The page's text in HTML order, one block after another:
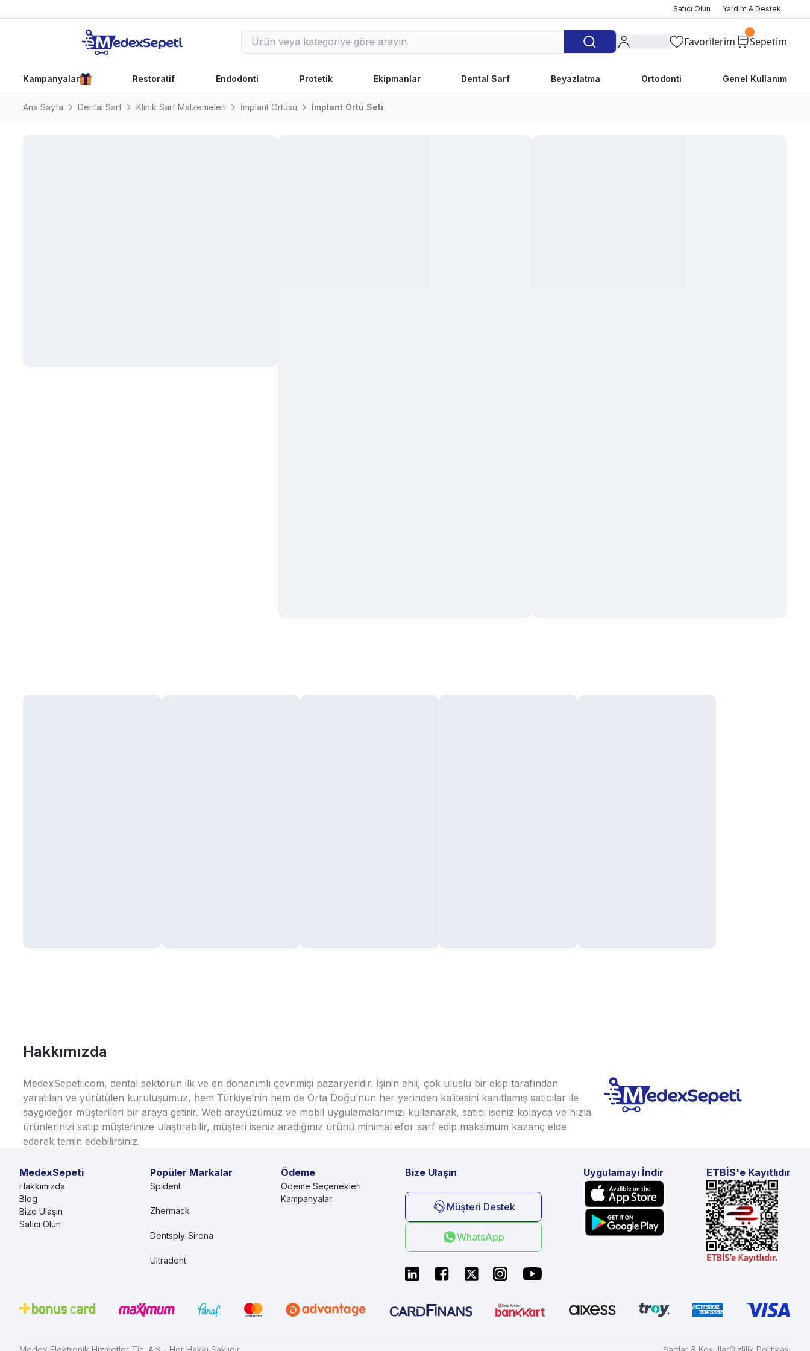
Satıcı Olun Yardım & Destek
Favorilerim Sepetim
Kampanyalar Restoratif Endodonti Protetik Ekipmanlar Dental Sarf Beyazlatma Ortodonti Genel Kullanım
Ana Sayfa Dental Sarf Klinik Sarf Malzemeleri İmplant Örtüsü İmplant Örtü Seti
Hakkımızda
MedexSepeti.com, dental sektörün ilk ve en donanımlı çevrimiçi pazaryeridir. İşinin ehli, çok uluslu bir ekip tarafından
yaratılan ve yürütülen kuruluşumuz, hem Türkiye’nin hem de Orta Doğu’nun her yerinden kalitesini kanıtlamış satıcılar ile
saygıdeğer müşterileri bir araya getirir. Web arayüzümüz ve mobil uygulamalarımızı kullanarak, satıcı iseniz kolayca ve hızla
ürünlerinizi satıp müşterinize ulaştırabilir, müşteri iseniz aradığınız ürünü minimal efor sarf edip maksimum kazanç elde
ederek temin edebilirsiniz.
MedexSepeti
Hakkımızda
Blog
Bize Ulaşın
Satıcı Olun
Ödeme
Ödeme Seçenekleri
Kampanyalar
Popüler Markalar
Spident
Zhermack
Dentsply-Sirona
Ultradent
Bize Ulaşın
Müşteri Destek
WhatsApp
Uygulamayı İndir ETBİS'e Kayıtlıdır